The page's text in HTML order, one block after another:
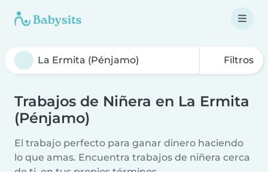
Filtros
Trabajos de Niñera en La Ermita
(Pénjamo)
El trabajo perfecto para ganar dinero haciendo
lo que amas. Encuentra trabajos de niñera cerca